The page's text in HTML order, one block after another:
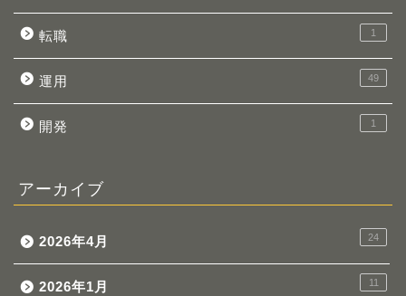
転職 1
運用 49
開発 1
アーカイブ
2026年4月 24
2026年1月 11